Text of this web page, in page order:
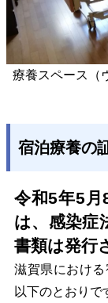
療養スペース（
宿泊療養の
令和5年5
は、感染症
書類は発行
滋賀県におけ
以下のとおりで